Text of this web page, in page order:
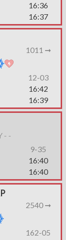
16:36
16:37
1011 ➞
12-03
16:42
16:39
- -
9-35
16:40
16:40
2540 ➞
162-05